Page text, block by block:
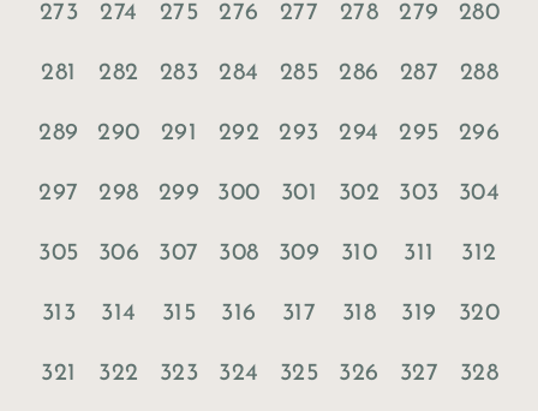
273 274 275 276 277 278 279 280
281 282 283 284 285 286 287 288
289 290 291 292 293 294 295 296
297 298 299 300 301 302 303 304
305 306 307 308 309 310 311 312
313 314 315 316 317 318 319 320
321 322 323 324 325 326 327 328